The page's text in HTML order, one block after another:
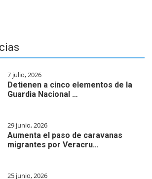
7 julio, 2026
Detienen a cinco elementos de la
Guardia Nacional …
29 junio, 2026
Aumenta el paso de caravanas
migrantes por Veracru…
25 junio, 2026